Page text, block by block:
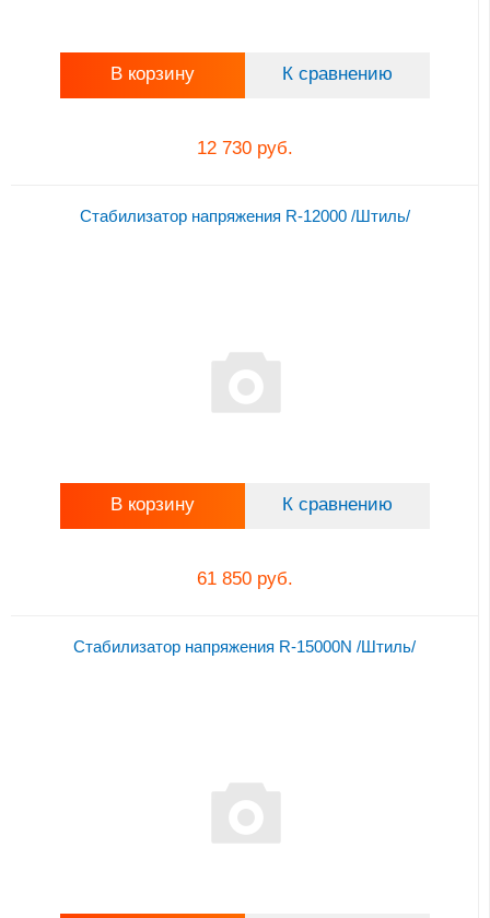
В корзину К сравнению
12 730 руб.
Стабилизатор напряжения R-12000 /Штиль/
В корзину К сравнению
61 850 руб.
Стабилизатор напряжения R-15000N /Штиль/